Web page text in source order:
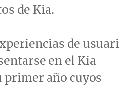
de Kia.
de
en el Kia
primer año cuyos